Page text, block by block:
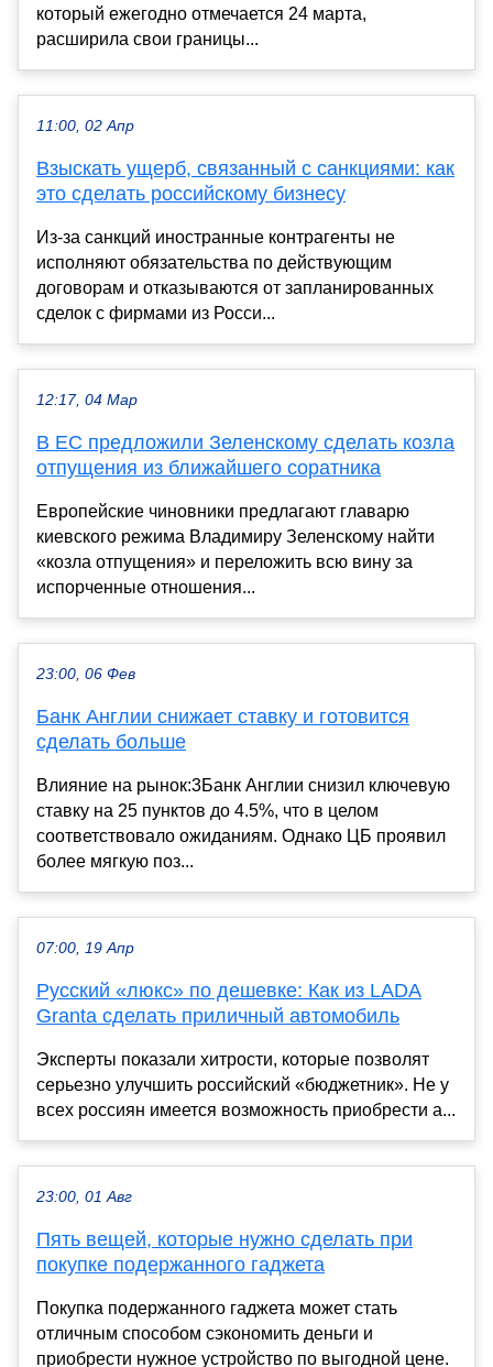
который ежегодно отмечается 24 марта,
расширила свои границы...
11:00, 02 Апр
Взыскать ущерб, связанный с санкциями: как
это сделать российскому бизнесу
Из-за санкций иностранные контрагенты не
исполняют обязательства по действующим
договорам и отказываются от запланированных
сделок с фирмами из Росси...
12:17, 04 Мар
В ЕС предложили Зеленскому сделать козла
отпущения из ближайшего соратника
Европейские чиновники предлагают главарю
киевского режима Владимиру Зеленскому найти
«козла отпущения» и переложить всю вину за
испорченные отношения...
23:00, 06 Фев
Банк Англии снижает ставку и готовится
сделать больше
Влияние на рынок:3Банк Англии снизил ключевую
ставку на 25 пунктов до 4.5%, что в целом
соответствовало ожиданиям. Однако ЦБ проявил
более мягкую поз...
07:00, 19 Апр
Русский «люкс» по дешевке: Как из LADA
Granta сделать приличный автомобиль
Эксперты показали хитрости, которые позволят
серьезно улучшить российский «бюджетник». Не у
всех россиян имеется возможность приобрести а...
23:00, 01 Авг
Пять вещей, которые нужно сделать при
покупке подержанного гаджета
Покупка подержанного гаджета может стать
отличным способом сэкономить деньги и
приобрести нужное устройство по выгодной цене.